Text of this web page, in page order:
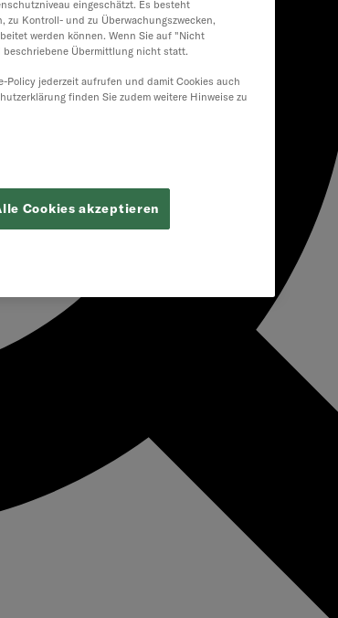
eingeschätzt. Es besteht
zu Kontroll- und zu Überwachungszwecken,
werden können. Wenn Sie auf "Nicht
Übermittlung nicht statt.
Policy jederzeit aufrufen und damit Cookies auch
finden Sie zudem weitere Hinweise zu
Cookies akzeptieren